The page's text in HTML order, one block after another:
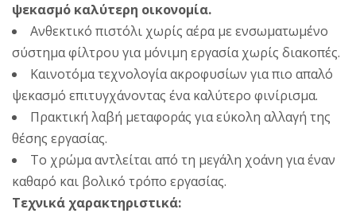
ψεκασμό καλύτερη οικονομία.
Ανθεκτικό πιστόλι χωρίς αέρα με ενσωματωμένο
σύστημα φίλτρου για μόνιμη εργασία χωρίς διακοπές.
Καινοτόμα τεχνολογία ακροφυσίων για πιο απαλό
ψεκασμό επιτυγχάνοντας ένα καλύτερο φινίρισμα.
Πρακτική λαβή μεταφοράς για εύκολη αλλαγή της
θέσης εργασίας.
Το χρώμα αντλείται από τη μεγάλη χοάνη για έναν
καθαρό και βολικό τρόπο εργασίας.
Τεχνικά χαρακτηριστικά: